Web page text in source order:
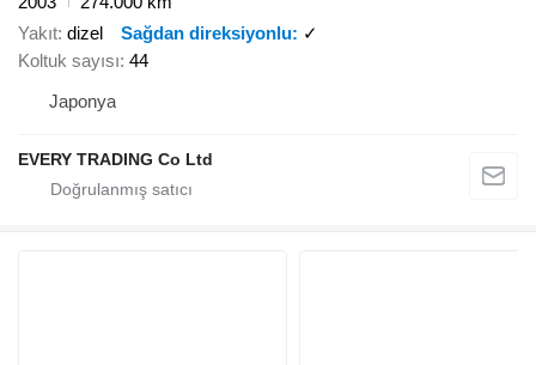
Yakıt dizel Sağdan direksiyonlu
✓
Koltuk sayısı 44
Japonya
EVERY TRADING Co Ltd